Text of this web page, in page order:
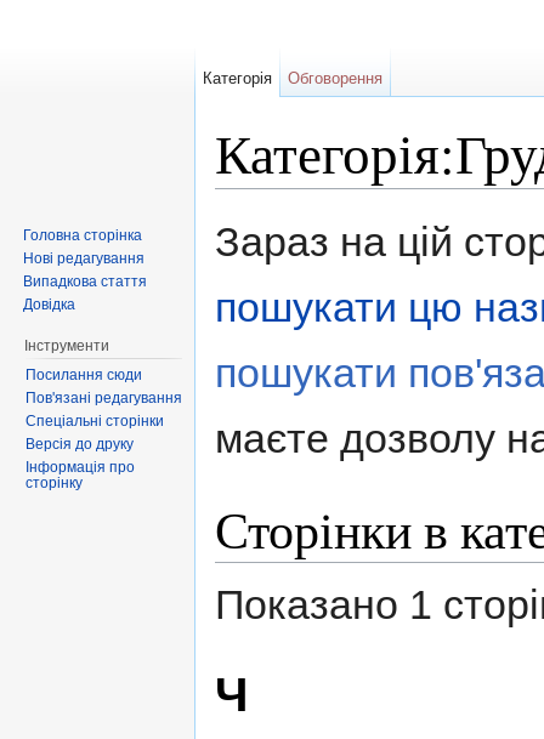
Зараз на цій
пошукати цю
пошукати
маєте дозволу
Сторінки в
Показано 1
Ч
Категорія Обговорення
Головна сторінка
Нові редагування
Випадкова стаття
Довідка
Інструменти
Посилання сюди
Пов'язані редагування
Спеціальні сторінки
Версія до друку
Інформація про
сторінку